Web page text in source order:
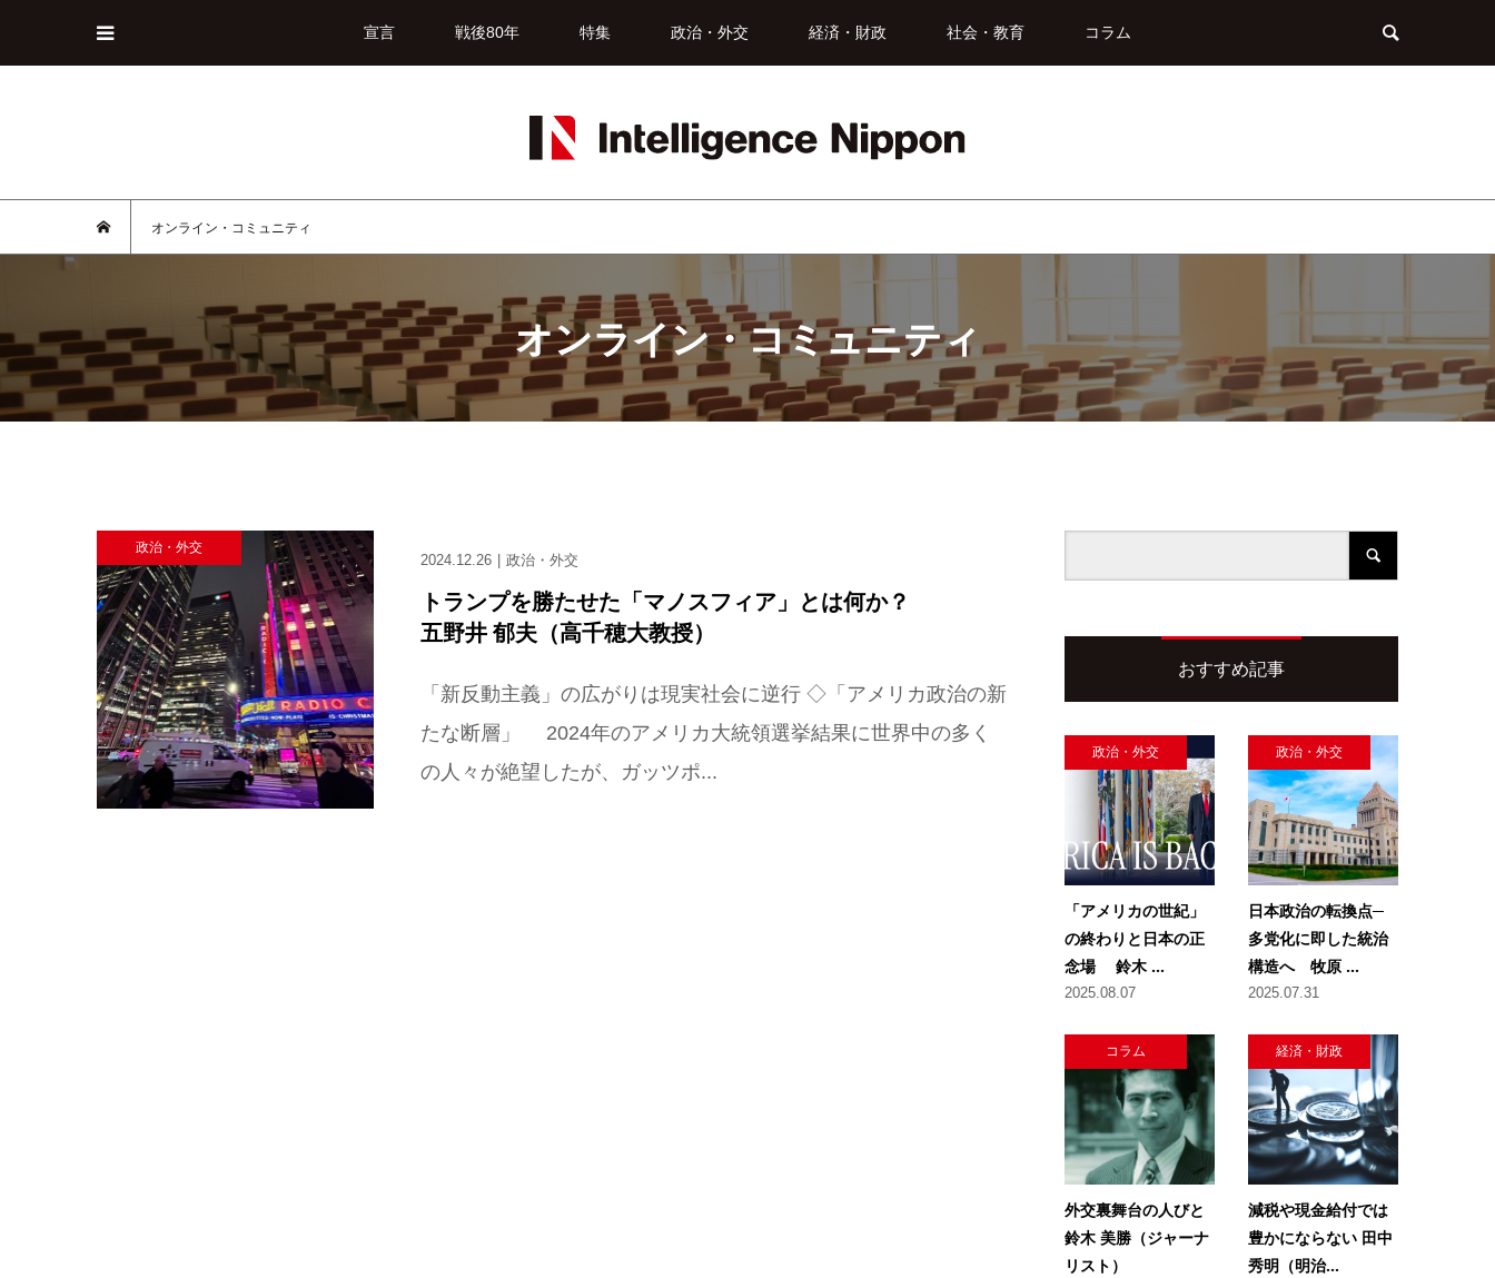
宣言 戦後80年 特集 政治・外交 経済・財政 社会・教育 コラム
オンライン・コミュニティ
オンライン・コミュニティ
政治・外交
2024.12.26 政治・外交
トランプを勝たせた「マノスフィア」とは何か？
五野井 郁夫（高千穂大教授）
「新反動主義」の広がりは現実社会に逆行 ◇「アメリカ政治の新
たな断層」 2024年のアメリカ大統領選挙結果に世界中の多く
の人々が絶望したが、ガッツポ...
おすすめ記事
政治・外交
「アメリカの世紀」
の終わりと日本の正
念場 鈴木 ...
2025.08.07
政治・外交
日本政治の転換点─
多党化に即した統治
構造へ 牧原 ...
2025.07.31
コラム
外交裏舞台の人びと
鈴木 美勝（ジャーナ
リスト）
経済・財政
減税や現金給付では
豊かにならない 田中
秀明（明治...